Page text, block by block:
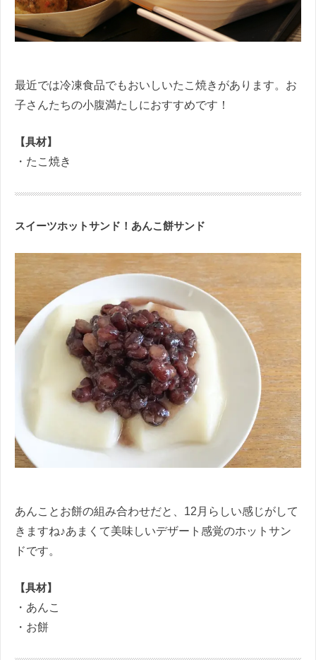
最近では冷凍食品でもおいしいたこ焼きがあります。お
子さんたちの小腹満たしにおすすめです！
【具材】
・たこ焼き
スイーツホットサンド！あんこ餅サンド
あんことお餅の組み合わせだと、12月らしい感じがして
きますね♪あまくて美味しいデザート感覚のホットサン
ドです。
【具材】
・あんこ
・お餅